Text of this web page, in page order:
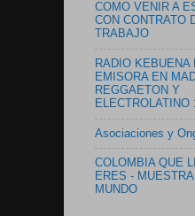
COMO VENIR A
CON CONTRATO
TRABAJO
RADIO KEBUENA
EMISORA EN
REGGAETON Y
ELECTROLATINO
Asociaciones y
COLOMBIA QUE
ERES -
MUNDO